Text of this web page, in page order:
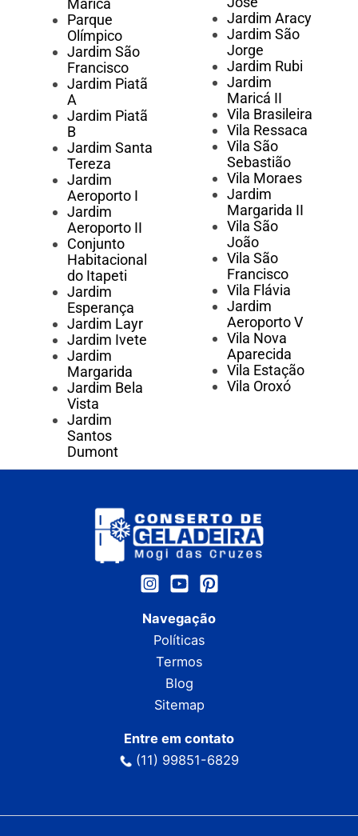
Maricá
Parque
Olímpico
Jardim São
Francisco
Jardim Piatã
A
Jardim Piatã
B
Jardim Santa
Tereza
Jardim
Aeroporto I
Jardim
Aeroporto II
Conjunto
Habitacional
do Itapeti
Jardim
Esperança
Jardim Layr
Jardim Ivete
Jardim
Margarida
Jardim Bela
Vista
Jardim
Santos
Dumont
Jardim Aracy
Jardim São
Jorge
Jardim Rubi
Jardim
Maricá II
Vila Brasileira
Vila Ressaca
Vila São
Sebastião
Vila Moraes
Jardim
Margarida II
Vila São
João
Vila São
Francisco
Vila Flávia
Jardim
Aeroporto V
Vila Nova
Aparecida
Vila Estação
Vila Oroxó
Navegação
Políticas
Termos
Blog
Sitemap
Entre em contato
(11) 99851-6829